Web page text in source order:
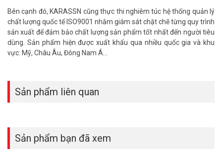
Bên cạnh đó, KARASSN cũng thực thi nghiêm túc hệ thống quản lý
chất lượng quốc tế ISO9001 nhằm giám sát chặt chẽ từng quy trình
sản xuất để đảm bảo chất lượng sản phẩm tốt nhất đến người tiêu
dùng. Sản phẩm hiện được xuất khẩu qua nhiều quốc gia và khu
vực: Mỹ, Châu Âu, Đông Nam Á…
Sản phẩm liên quan
Sản phẩm bạn đã xem